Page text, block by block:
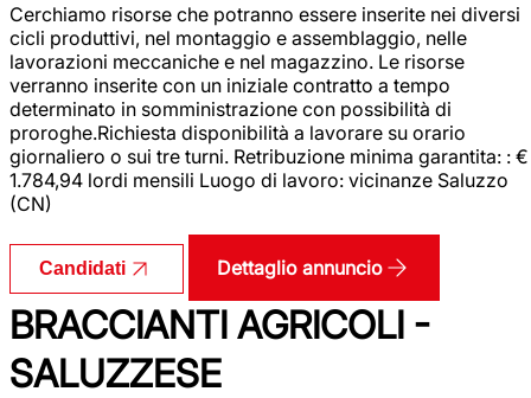
Cerchiamo risorse che potranno essere inserite nei diversi
cicli produttivi, nel montaggio e assemblaggio, nelle
lavorazioni meccaniche e nel magazzino. Le risorse
verranno inserite con un iniziale contratto a tempo
determinato in somministrazione con possibilità di
proroghe.Richiesta disponibilità a lavorare su orario
giornaliero o sui tre turni. Retribuzione minima garantita: : €
1.784,94 lordi mensili Luogo di lavoro: vicinanze Saluzzo
(CN)
Candidati Dettaglio annuncio
BRACCIANTI AGRICOLI -
SALUZZESE